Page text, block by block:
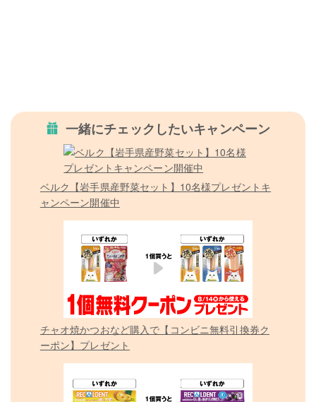
一緒にチェックしたいキャンペーン
ベルク【岩手県産野菜セット】10名様プレゼントキ
ャンペーン開催中
チャオ焼かつおなど購入で【コンビニ無料引換券ク
ーポン】プレゼント